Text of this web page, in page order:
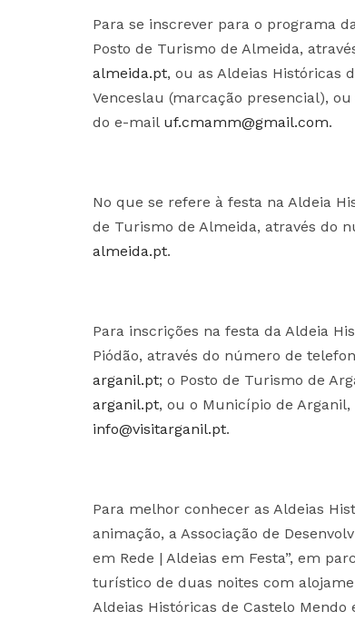
Para se inscrever para o programa
Posto de Turismo de Almeida,
almeida.pt, ou as Aldeias Históricas
Venceslau (marcação presencial),
do e-mail uf.cmamm@gmail.com.
No que se refere à festa na Aldeia
de Turismo de Almeida, através do
almeida.pt.
Para inscrições na festa da Aldeia
Piódão, através do número de
arganil.pt; o Posto de Turismo de
arganil.pt, ou o Município de
info@visitarganil.pt.
Para melhor conhecer as Aldeias
animação, a Associação de
em Rede | Aldeias em Festa”, em
turístico de duas noites com
Aldeias Históricas de Castelo